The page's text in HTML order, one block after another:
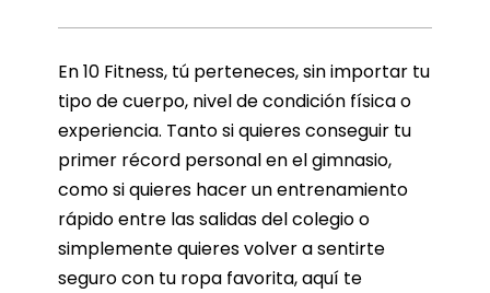
En 10 Fitness, tú perteneces, sin importar tu
tipo de cuerpo, nivel de condición física o
experiencia. Tanto si quieres conseguir tu
primer récord personal en el gimnasio,
como si quieres hacer un entrenamiento
rápido entre las salidas del colegio o
simplemente quieres volver a sentirte
seguro con tu ropa favorita, aquí te